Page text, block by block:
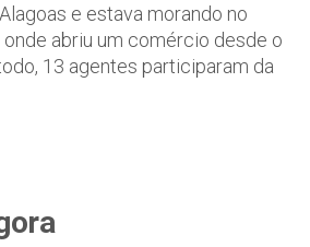
e estava morando no
onde abriu um comércio desde o
13 agentes participaram da